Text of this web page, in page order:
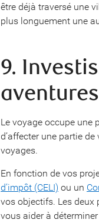
être déjà traversé une
plus longuement une
9.
aventures
Le voyage occupe une
d’affecter une partie
voyages.
En fonction de vos
d’impôt (CELI) ou un
vos objectifs. Les deux
vous aider à